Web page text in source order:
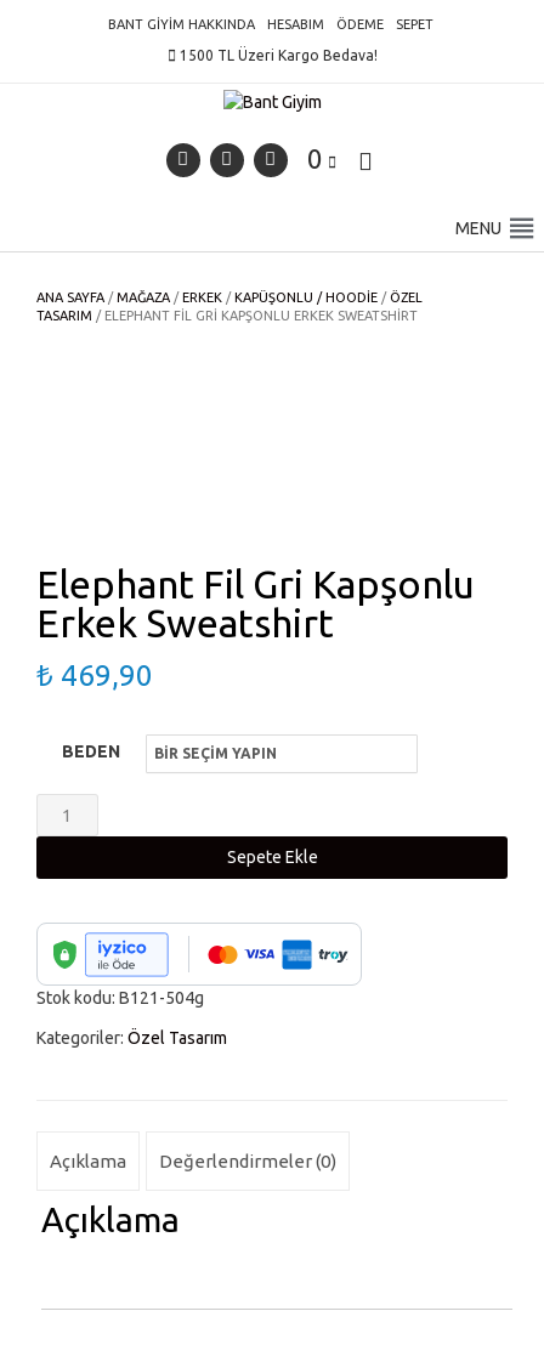
BANT GIYIM HAKKINDA HESABIM ÖDEME SEPET
1500 TL Üzeri Kargo Bedava!
0
MENU
ANA SAYFA /MAĞAZA /ERKEK /KAPÜŞONLU / HOODIE / ÖZEL
TASARIM / ELEPHANT FIL GRI KAPŞONLU ERKEK SWEATSHIRT
Elephant Fil Gri Kapşonlu
Erkek Sweatshirt
₺ 469,90
BEDEN
Elephant
Fil
Gri
Erkek
Sweatshirt
adet
Sepete Ekle
Stok kodu: B121-504g
Kategoriler: Özel Tasarım
Açıklama Değerlendirmeler (0)
Açıklama